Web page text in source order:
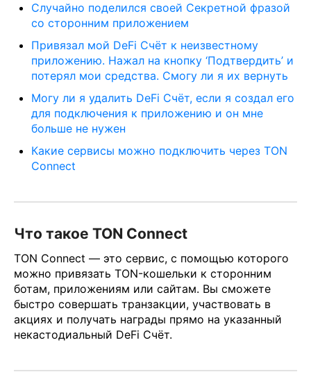
Случайно поделился своей Секретной фразой
со сторонним приложением
Привязал мой DeFi Счёт к неизвестному
приложению. Нажал на кнопку ‘Подтвердить’ и
потерял мои средства. Смогу ли я их вернуть
Могу ли я удалить DeFi Счёт, если я создал его
для подключения к приложению и он мне
больше не нужен
Какие сервисы можно подключить через TON
Connect
Что такое TON Connect
TON Connect — это сервис, с помощью которого
можно привязать TON-кошельки к сторонним
ботам, приложениям или сайтам. Вы сможете
быстро совершать транзакции, участвовать в
акциях и получать награды прямо на указанный
некастодиальный DeFi Счёт.